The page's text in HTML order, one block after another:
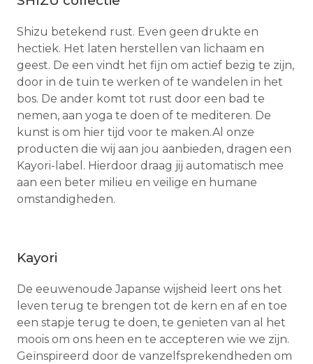
Shizu betekend rust. Even geen drukte en
hectiek. Het laten herstellen van lichaam en
geest. De een vindt het fijn om actief bezig te zijn,
door in de tuin te werken of te wandelen in het
bos. De ander komt tot rust door een bad te
nemen, aan yoga te doen of te mediteren. De
kunst is om hier tijd voor te maken.Al onze
producten die wij aan jou aanbieden, dragen een
Kayori-label. Hierdoor draag jij automatisch mee
aan een beter milieu en veilige en humane
omstandigheden.
Kayori
De eeuwenoude Japanse wijsheid leert ons het
leven terug te brengen tot de kern en af en toe
een stapje terug te doen, te genieten van al het
moois om ons heen en te accepteren wie we zijn.
Geïnspireerd door de vanzelfsprekendheden om